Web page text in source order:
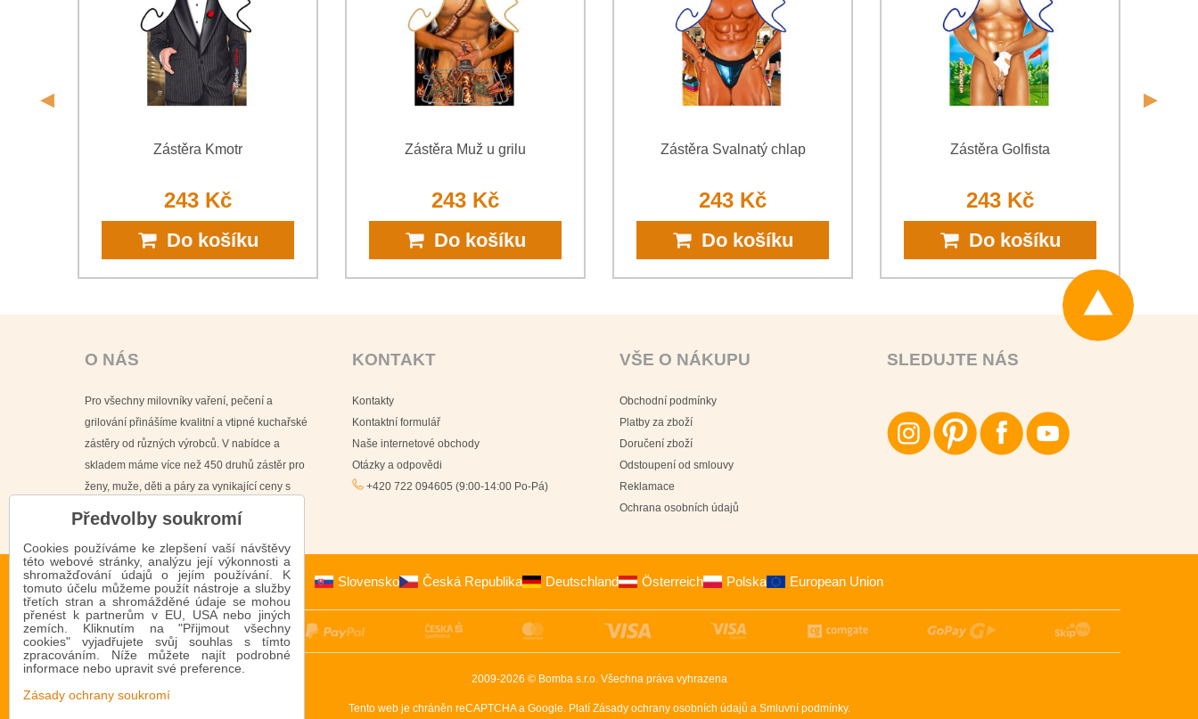
Zástěra Kmotr
243 Kč
Do košíku
Zástěra Muž u grilu
243 Kč
Do košíku
Zástěra Svalnatý chlap
243 Kč
Do košíku
Zástěra Golfista
243 Kč
Do košíku
O NÁS
Pro všechny milovníky vaření, pečení a
grilování přinášíme kvalitní a vtipné kuchařské
zástěry od různých výrobců. V nabídce a
skladem máme více než 450 druhů zástěr pro
ženy, muže, děti a páry za vynikající ceny s
KONTAKT
Kontakty
Kontaktní formulář
Naše internetové obchody
Otázky a odpovědi
+420 722 094605 (9:00-14:00 Po-Pá)
VŠE O NÁKUPU
Obchodní podmínky
Platby za zboží
Doručení zboží
Odstoupení od smlouvy
Reklamace
Ochrana osobních údajů
SLEDUJTE NÁS
Slovensko Česká Republika Deutschland Österreich Polska European Union
2009-2026 © Bomba s.r.o. Všechna práva vyhrazena
Tento web je chráněn reCAPTCHA a Google. Platí Zásady ochrany osobních údajů a Smluvní podmínky.
Předvolby soukromí
Cookies používáme ke zlepšení vaší návštěvy
této webové stránky, analýzu její výkonnosti a
shromažďování údajů o jejím používání. K
tomuto účelu můžeme použít nástroje a služby
třetích stran a shromážděné údaje se mohou
přenést k partnerům v EU, USA nebo jiných
zemích. Kliknutím na "Přijmout všechny
cookies" vyjadřujete svůj souhlas s tímto
zpracováním. Níže můžete najít podrobné
informace nebo upravit své preference.
Zásady ochrany soukromí